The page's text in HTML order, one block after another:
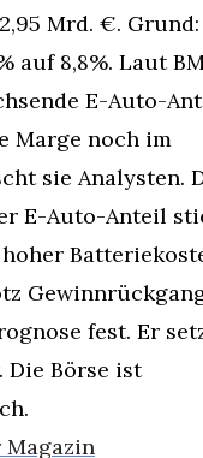
Mrd. €.
auf 8,8%. Laut
E-Auto-
Marge noch im
sie Analysten.
E-Auto-Anteil
hoher
fest. Er
Die Börse ist
Magazin